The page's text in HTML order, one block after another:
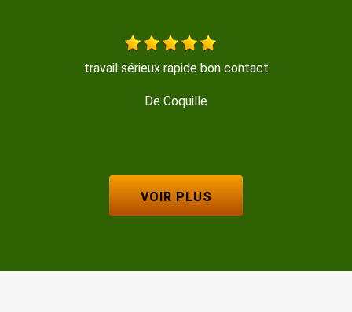
rapide bon contact Travail soigné , trés
VOIR PLUS